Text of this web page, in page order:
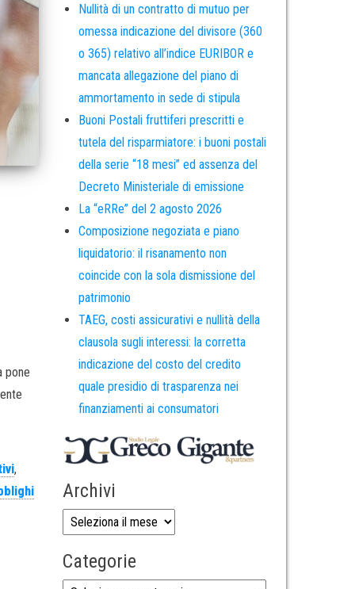
pone
,
Nullità di un contratto di mutuo per
omessa indicazione del divisore (360
o 365) relativo all’indice EURIBOR e
mancata allegazione del piano di
ammortamento in sede di stipula
Buoni Postali fruttiferi prescritti e
tutela del risparmiatore: i buoni postali
della serie “18 mesi” ed assenza del
Decreto Ministeriale di emissione
La “eRRe” del 2 agosto 2026
Composizione negoziata e piano
liquidatorio: il risanamento non
coincide con la sola dismissione del
patrimonio
TAEG, costi assicurativi e nullità della
clausola sugli interessi: la corretta
indicazione del costo del credito
quale presidio di trasparenza nei
finanziamenti ai consumatori
Archivi
Categorie